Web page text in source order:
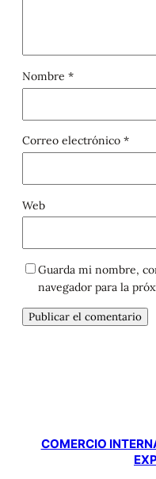
Nombre *
Correo electrónico *
Web
Guarda mi nombre,
navegador para la
COMERCIO